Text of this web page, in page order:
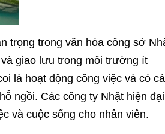
trọng trong văn hóa công sở
giao lưu trong môi trường ít
là hoạt động công việc và có
ngồi. Các công ty Nhật hiện đại
và cuộc sống cho nhân viên.